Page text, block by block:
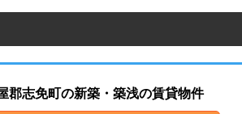
郡志免町の新築・築浅の賃貸物件